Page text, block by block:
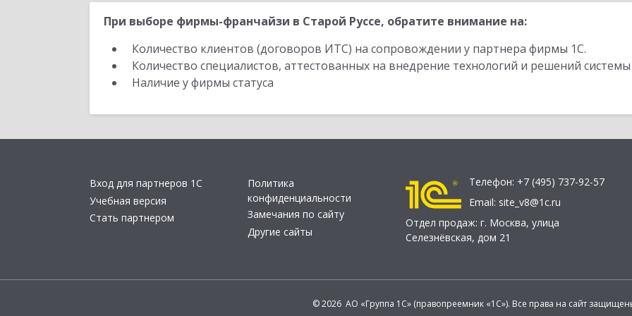
При выборе фирмы-франчайзи в Старой Руссе, обратите внимание на:
Количество клиентов (договоров ИТС) на сопровождении у партнера фирмы 1С.
Количество специалистов, аттестованных на внедрение технологий и решений
Наличие у фирмы статуса
Вход для партнеров 1С
Учебная версия
Стать партнером
Политика
конфиденциальности
Замечания по сайту
Другие сайты
Телефон: +7 (495) 737-92-57
Email: site_v8@1c.ru
Отдел продаж: г. Москва, улица
Селезнёвская, дом 21
© 2026 АО «Группа 1С» (правопреемник «1С»). Все права на сайт